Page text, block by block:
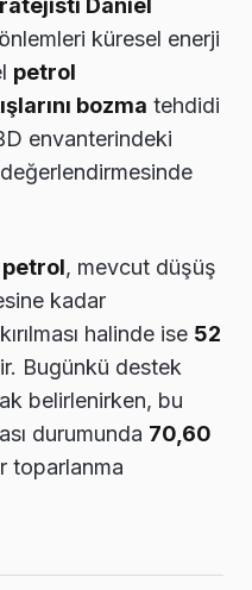
Daniel
küresel enerji
petrol
bozma tehdidi
envanterindeki
, mevcut düşüş
kadar
halinde ise 52
Bugünkü destek
belirlenirken, bu
durumunda 70,60
toparlanma